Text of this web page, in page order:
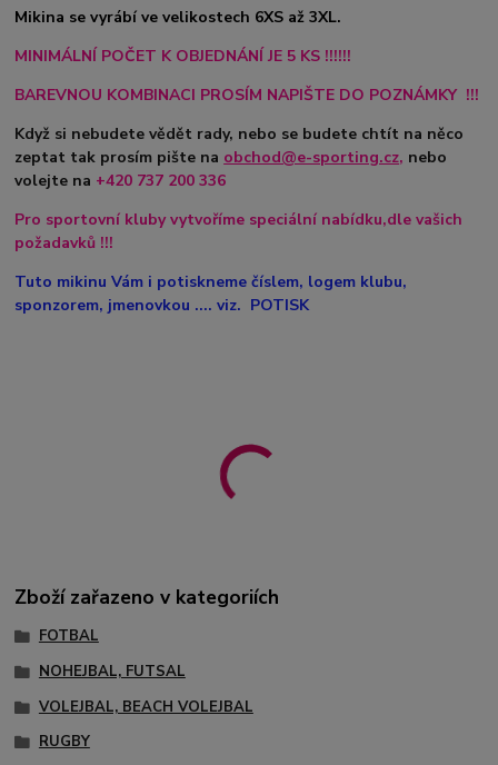
Mikina se vyrábí ve velikostech 6XS až 3XL.
MINIMÁLNÍ POČET K OBJEDNÁNÍ JE 5 KS !!!!!!
BAREVNOU KOMBINACI PROSÍM NAPIŠTE DO POZNÁMKY !!!
Když si nebudete vědět rady, nebo se budete chtít na něco
zeptat tak prosím pište na obchod@e-sporting.cz, nebo
volejte na +420 737 200 336
Pro sportovní kluby vytvoříme speciální nabídku,dle vašich
požadavků !!!
Tuto mikinu Vám i potiskneme číslem, logem klubu,
sponzorem, jmenovkou .... viz. POTISK
Zboží zařazeno v kategoriích
FOTBAL
NOHEJBAL, FUTSAL
VOLEJBAL, BEACH VOLEJBAL
RUGBY